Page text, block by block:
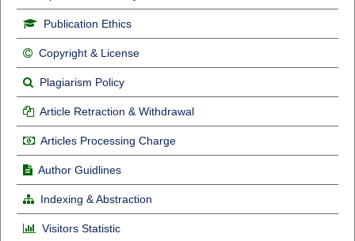
Publication Ethics
Copyright & License
Plagiarism Policy
Article Retraction & Withdrawal
Articles Processing Charge
Author Guidlines
Indexing & Abstraction
Visitors Statistic